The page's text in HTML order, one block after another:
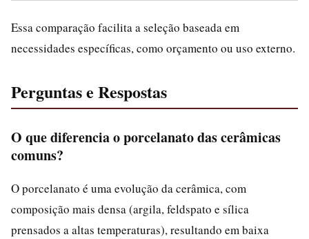
Essa comparação facilita a seleção baseada em
necessidades específicas, como orçamento ou uso externo.
Perguntas e Respostas
O que diferencia o porcelanato das cerâmicas
comuns?
O porcelanato é uma evolução da cerâmica, com
composição mais densa (argila, feldspato e sílica
prensados a altas temperaturas), resultando em baixa